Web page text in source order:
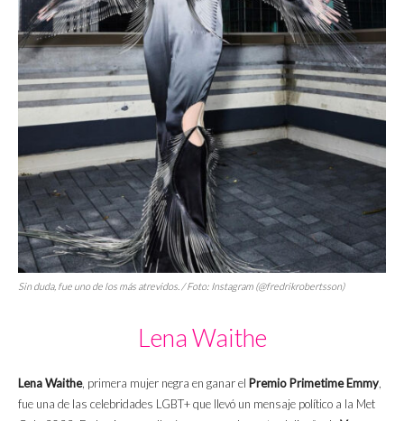
Sin duda, fue uno de los más atrevidos. / Foto: Instagram (@fredrikrobertsson)
Lena Waithe
Lena Waithe, primera mujer negra en ganar el Premio Primetime Emmy,
fue una de las celebridades LGBT+ que llevó un mensaje político a la Met